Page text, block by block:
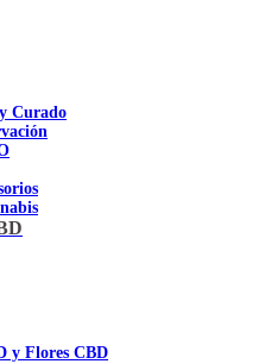
Curado
y Flores CBD